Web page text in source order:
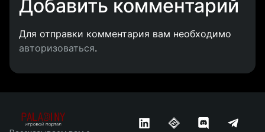
Добавить комментарий
Для отправки комментария вам необходимо
авторизоваться.